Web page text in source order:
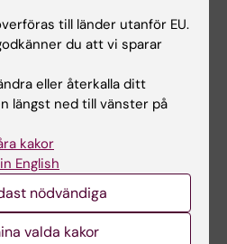
source for systemic
Free Radical Biology and
of vegetables: Is nitrate
december 2006
metastaserad
prostatacancer
till länder utanför EU.
du att vi sparar
eller återkalla ditt
längst ned till vänster på
kakor
English
nödvändiga
valda kakor